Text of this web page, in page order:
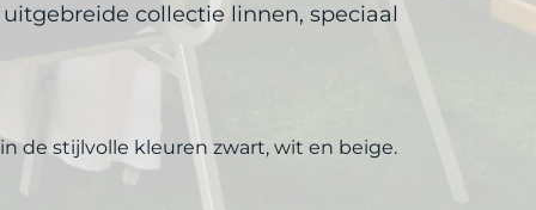
collectie linnen, speciaal
de stijlvolle kleuren zwart, wit en beige.